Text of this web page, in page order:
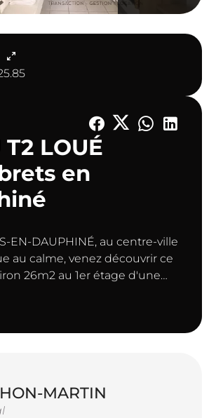
LOUÉ
en
EN-DAUPHINÉ, au centre-ville
au calme, venez découvrir ce
26m2 au 1er étage d'une
de 5 lots seulement.
entrée, cuisine ouverte sur
électrique. Fenêtres
MARTIN